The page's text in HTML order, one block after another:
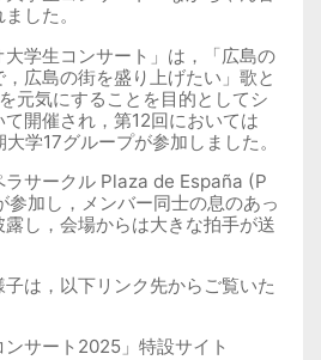
した。
大学生コンサート」は，「広島の
広島の街を盛り上げたい」歌と
を元気にすることを目的としてシ
て開催され，第12回においては
大学17グループが参加しました。
ラサークル Plaza de España (P
参加し，メンバー同士の息のあっ
し，会場からは大きな拍手が送
は，以下リンク先からご覧いた
ンサート 2025 」特設サイト